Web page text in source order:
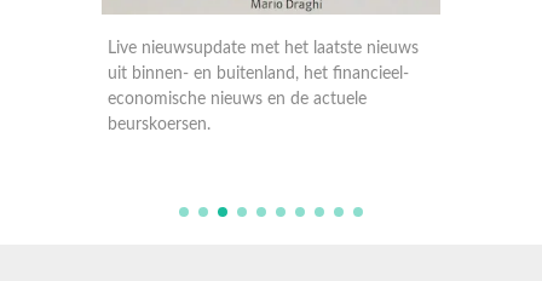
Live nieuwsupdate met het laatste nieuws
uit binnen- en buitenland, het financieel-
economische nieuws en de actuele
beurskoersen.